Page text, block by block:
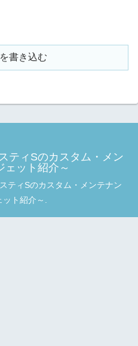
書き込む
ティSのカスタム・メン
ェット紹介～
ィSのカスタム・メンテナン
ット紹介～.